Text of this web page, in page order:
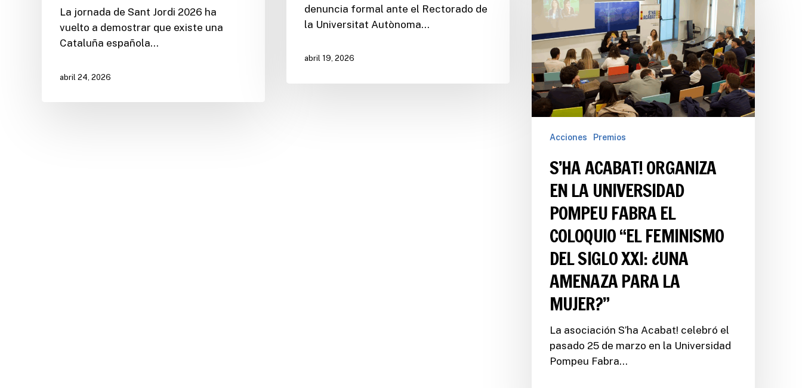
La jornada de Sant Jordi 2026 ha
vuelto a demostrar que existe una
Cataluña española…
abril 24, 2026
denuncia formal ante el Rectorado de
la Universitat Autònoma…
abril 19, 2026
Acciones Premios
S’HA ACABAT! ORGANIZA
EN LA UNIVERSIDAD
POMPEU FABRA EL
COLOQUIO “EL FEMINISMO
DEL SIGLO XXI: ¿UNA
AMENAZA PARA LA
MUJER?”
La asociación S’ha Acabat! celebró el
pasado 25 de marzo en la Universidad
Pompeu Fabra…